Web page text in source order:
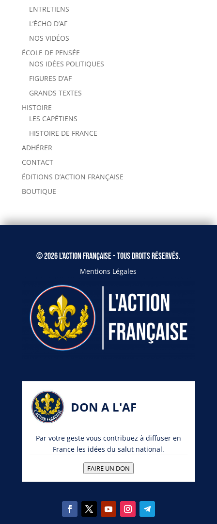
ENTRETIENS
L’ÉCHO D’AF
NOS VIDÉOS
ÉCOLE DE PENSÉE
NOS IDÉES POLITIQUES
FIGURES D’AF
GRANDS TEXTES
HISTOIRE
LES CAPÉTIENS
HISTOIRE DE FRANCE
ADHÉRER
CONTACT
ÉDITIONS D’ACTION FRANÇAISE
BOUTIQUE
© 2026 L'Action Française - Tous droits réservés.
Mentions Légales
DON A L'AF
Par votre geste vous contribuez à diffuser en
France les idées du salut national.
FAIRE UN DON